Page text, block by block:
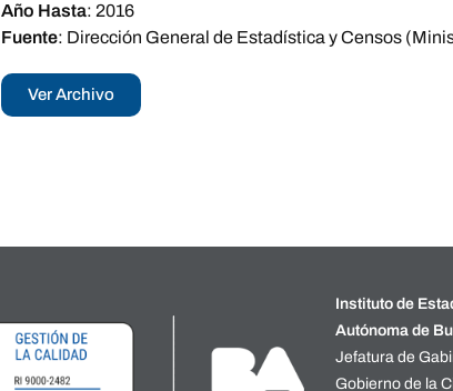
Año Hasta: 2016
Fuente: Dirección General de Estadística y Censos
Ver Archivo
Instituto de
Autónoma de
Jefatura de
Gobierno de la